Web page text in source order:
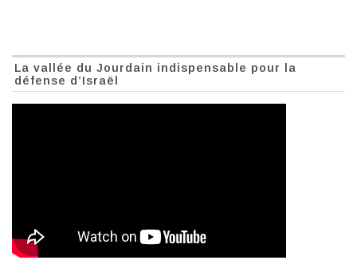
La vallée du Jourdain indispensable pour la
défense d’Israël